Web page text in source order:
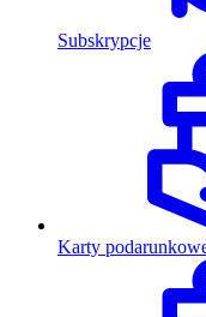
Subskrypcje
Karty